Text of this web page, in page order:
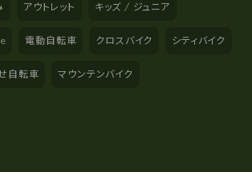
アウトレット キッズ / ジュニア
電動自転車 クロスバイク シティバイク
自転車 マウンテンバイク